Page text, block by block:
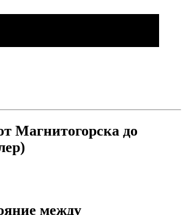
Магнитогорска до
между